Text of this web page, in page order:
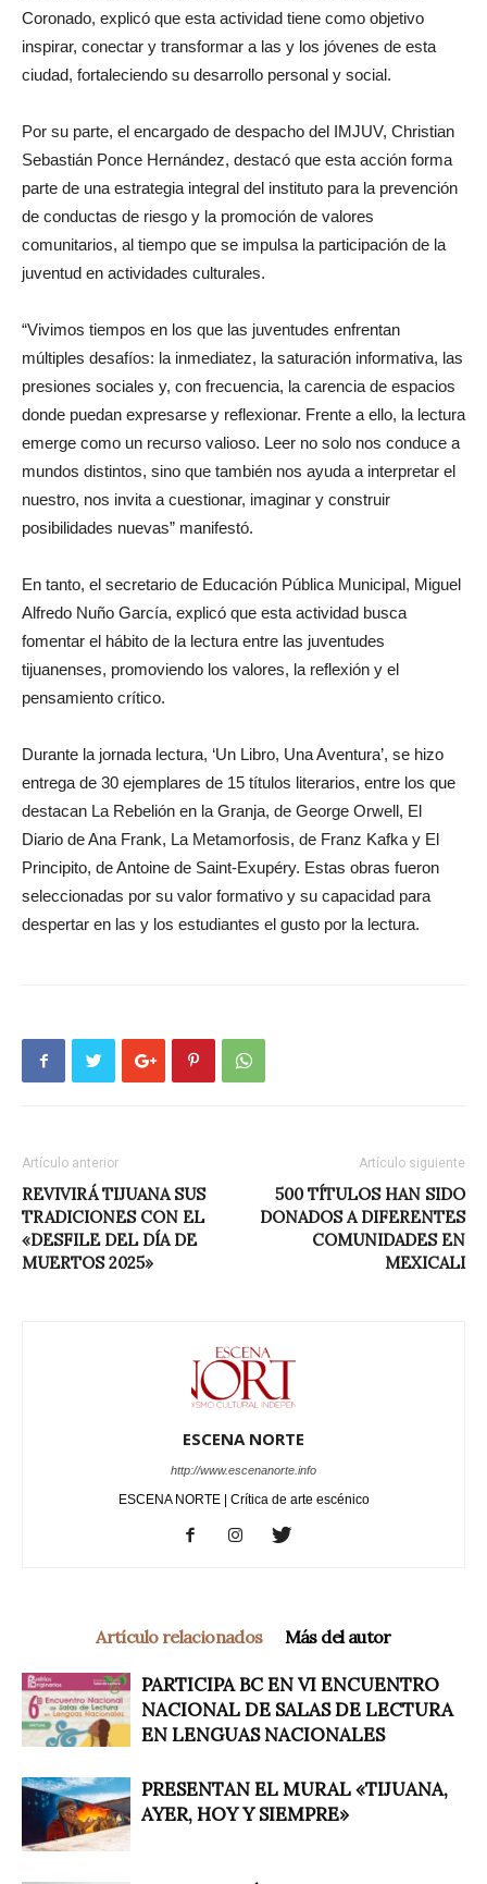
Coronado, explicó que esta actividad tiene como objetivo
inspirar, conectar y transformar a las y los jóvenes de esta
ciudad, fortaleciendo su desarrollo personal y social.
Por su parte, el encargado de despacho del IMJUV, Christian
Sebastián Ponce Hernández, destacó que esta acción forma
parte de una estrategia integral del instituto para la prevención
de conductas de riesgo y la promoción de valores
comunitarios, al tiempo que se impulsa la participación de la
juventud en actividades culturales.
“Vivimos tiempos en los que las juventudes enfrentan
múltiples desafíos: la inmediatez, la saturación informativa, las
presiones sociales y, con frecuencia, la carencia de espacios
donde puedan expresarse y reflexionar. Frente a ello, la lectura
emerge como un recurso valioso. Leer no solo nos conduce a
mundos distintos, sino que también nos ayuda a interpretar el
nuestro, nos invita a cuestionar, imaginar y construir
posibilidades nuevas” manifestó.
En tanto, el secretario de Educación Pública Municipal, Miguel
Alfredo Nuño García, explicó que esta actividad busca
fomentar el hábito de la lectura entre las juventudes
tijuanenses, promoviendo los valores, la reflexión y el
pensamiento crítico.
Durante la jornada lectura, ‘Un Libro, Una Aventura’, se hizo
entrega de 30 ejemplares de 15 títulos literarios, entre los que
destacan La Rebelión en la Granja, de George Orwell, El
Diario de Ana Frank, La Metamorfosis, de Franz Kafka y El
Principito, de Antoine de Saint-Exupéry. Estas obras fueron
seleccionadas por su valor formativo y su capacidad para
despertar en las y los estudiantes el gusto por la lectura.
Artículo anterior
REVIVIRÁ TIJUANA SUS
TRADICIONES CON EL
«DESFILE DEL DÍA DE
MUERTOS 2025»
Artículo siguiente
500 TÍTULOS HAN SIDO
DONADOS A DIFERENTES
COMUNIDADES EN
MEXICALI
ESCENA NORTE
http://www.escenanorte.info
ESCENA NORTE | Crítica de arte escénico
Artículo relacionados Más del autor
PARTICIPA BC EN VI ENCUENTRO
NACIONAL DE SALAS DE LECTURA
EN LENGUAS NACIONALES
PRESENTAN EL MURAL «TIJUANA,
AYER, HOY Y SIEMPRE»